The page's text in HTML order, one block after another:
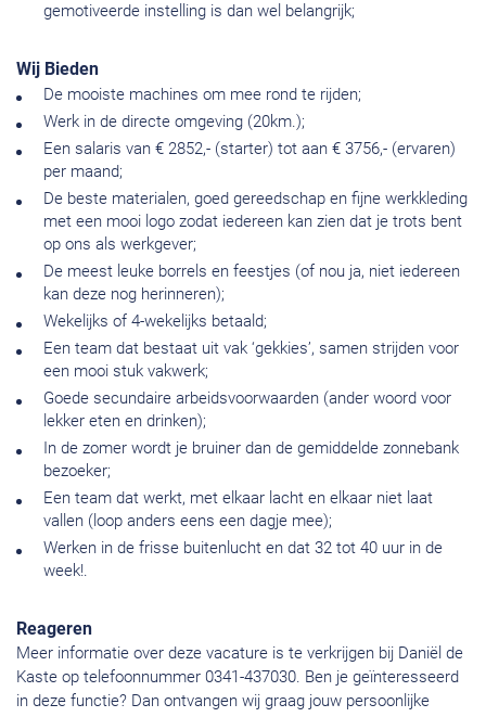
gemotiveerde instelling is dan wel belangrijk;
Wij Bieden
De mooiste machines om mee rond te rijden;
Werk in de directe omgeving (20km.);
Een salaris van € 2852,- (starter) tot aan € 3756,- (ervaren)
per maand;
De beste materialen, goed gereedschap en fijne werkkleding
met een mooi logo zodat iedereen kan zien dat je trots bent
op ons als werkgever;
De meest leuke borrels en feestjes (of nou ja, niet iedereen
kan deze nog herinneren);
Wekelijks of 4-wekelijks betaald;
Een team dat bestaat uit vak ‘gekkies’, samen strijden voor
een mooi stuk vakwerk;
Goede secundaire arbeidsvoorwaarden (ander woord voor
lekker eten en drinken);
In de zomer wordt je bruiner dan de gemiddelde zonnebank
bezoeker;
Een team dat werkt, met elkaar lacht en elkaar niet laat
vallen (loop anders eens een dagje mee);
Werken in de frisse buitenlucht en dat 32 tot 40 uur in de
week!.
Reageren
Meer informatie over deze vacature is te verkrijgen bij Daniël de
Kaste op telefoonnummer 0341-437030. Ben je geïnteresseerd
in deze functie? Dan ontvangen wij graag jouw persoonlijke